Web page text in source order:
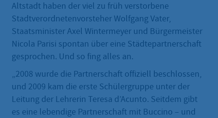
Altstadt haben der viel zu früh verstorbene
Stadtverordnetenvorsteher Wolfgang Vater,
Staatsminister Axel Wintermeyer und Bürgermeister
Nicola Parisi spontan über eine Städtepartnerschaft
gesprochen. Und so fing alles an.
„2008 wurde die Partnerschaft offiziell beschlossen,
und 2009 kam die erste Schülergruppe unter der
Leitung der Lehrerin Teresa d’Acunto. Seitdem gibt
es eine lebendige Partnerschaft mit Buccino – und